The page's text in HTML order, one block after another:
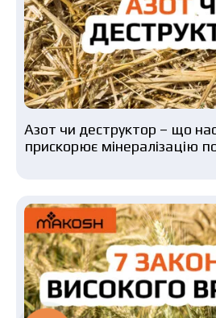
Азот чи деструктор – що
прискорює мінералізацію